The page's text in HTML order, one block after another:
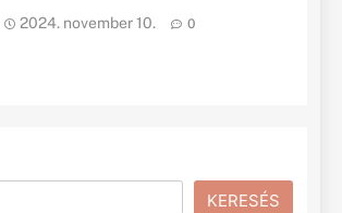
2024. november 10. 0
KERESÉS